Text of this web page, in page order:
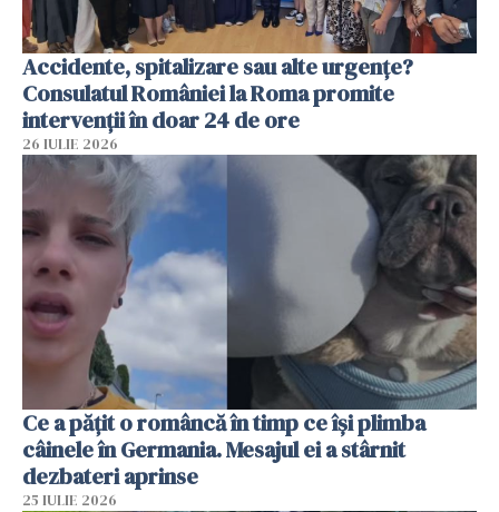
Accidente, spitalizare sau alte urgențe?
Consulatul României la Roma promite
intervenții în doar 24 de ore
26 IULIE 2026
Ce a pățit o româncă în timp ce își plimba
câinele în Germania. Mesajul ei a stârnit
dezbateri aprinse
25 IULIE 2026